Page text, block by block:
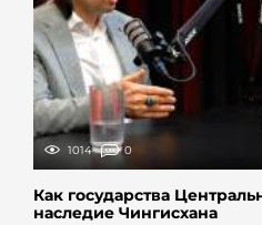
1014 0
Как государства
наследие Чингисхана